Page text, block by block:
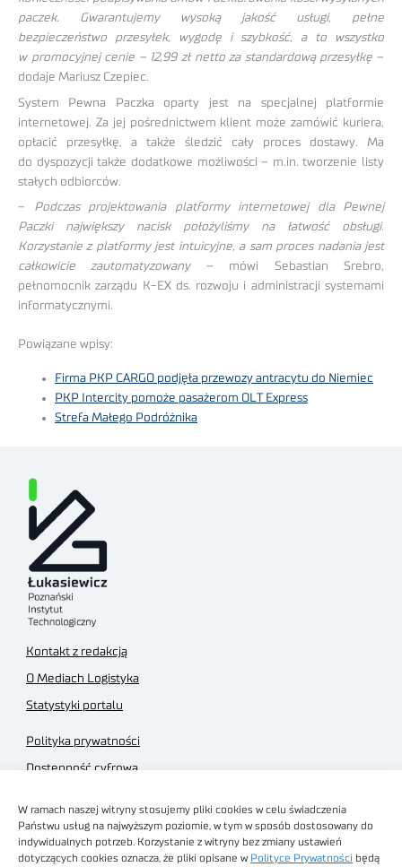
W ramach naszej witryny stosujemy pliki cookies w celu świadczenia
Państwu usług na najwyższym poziomie, w tym w sposób dostosowany do
indywidualnych potrzeb. Korzystanie z witryny bez zmiany ustawień
dotyczących cookies oznacza, że pliki opisane w Polityce Prywatności będą
paczek. Gwarantujemy wysoką jakość usługi, pełne
bezpieczeństwo przesyłek, wygodę i szybkość, a to wszystko
w promocyjnej cenie – 12,99 zł netto za standardową przesyłkę –
dodaje Mariusz Czepiec.
System Pewna Paczka oparty jest na specjalnej platformie
internetowej. Za jej pośrednictwem klient może zamówić kuriera,
opłacić przesyłkę, a także śledzić cały proces dostawy. Ma
do dyspozycji także dodatkowe możliwości – m.in. tworzenie listy
stałych odbiorców.
–
Podczas projektowania platformy internetowej dla Pewnej
Paczki największy nacisk położyliśmy na łatwość obsługi.
Korzystanie z platformy jest intuicyjne, a sam proces nadania jest
całkowicie zautomatyzowany– mówi Sebastian Srebro,
pełnomocnik zarządu K-EX ds. rozwoju i administracji systemami
informatycznymi.
Powiązane wpisy:
Firma PKP CARGO podjęła przewozy antracytu do Niemiec
PKP Intercity pomoże pasażerom OLT Express
Strefa Małego Podróżnika
Kontakt z redakcją
O Mediach Logistyka
Statystyki portalu
Polityka prywatności
Dostępność cyfrowa
Regulamin sklepu